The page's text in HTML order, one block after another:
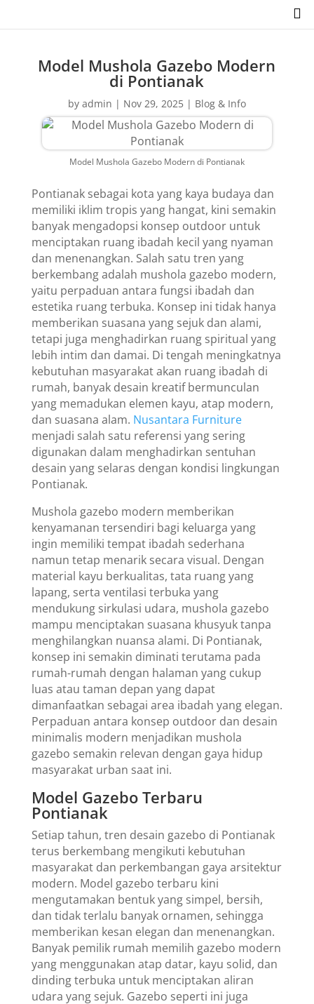

Model Mushola Gazebo Modern
di Pontianak
by admin | Nov 29, 2025| Blog & Info
Model Mushola Gazebo Modern di Pontianak
Pontianak sebagai kota yang kaya budaya dan
memiliki iklim tropis yang hangat, kini semakin
banyak mengadopsi konsep outdoor untuk
menciptakan ruang ibadah kecil yang nyaman
dan menenangkan. Salah satu tren yang
berkembang adalah mushola gazebo modern,
yaitu perpaduan antara fungsi ibadah dan
estetika ruang terbuka. Konsep ini tidak hanya
memberikan suasana yang sejuk dan alami,
tetapi juga menghadirkan ruang spiritual yang
lebih intim dan damai. Di tengah meningkatnya
kebutuhan masyarakat akan ruang ibadah di
rumah, banyak desain kreatif bermunculan
yang memadukan elemen kayu, atap modern,
dan suasana alam. Nusantara Furniture
menjadi salah satu referensi yang sering
digunakan dalam menghadirkan sentuhan
desain yang selaras dengan kondisi lingkungan
Pontianak.
Mushola gazebo modern memberikan
kenyamanan tersendiri bagi keluarga yang
ingin memiliki tempat ibadah sederhana
namun tetap menarik secara visual. Dengan
material kayu berkualitas, tata ruang yang
lapang, serta ventilasi terbuka yang
mendukung sirkulasi udara, mushola gazebo
mampu menciptakan suasana khusyuk tanpa
menghilangkan nuansa alami. Di Pontianak,
konsep ini semakin diminati terutama pada
rumah-rumah dengan halaman yang cukup
luas atau taman depan yang dapat
dimanfaatkan sebagai area ibadah yang elegan.
Perpaduan antara konsep outdoor dan desain
minimalis modern menjadikan mushola
gazebo semakin relevan dengan gaya hidup
masyarakat urban saat ini.
Model Gazebo Terbaru
Pontianak
Setiap tahun, tren desain gazebo di Pontianak
terus berkembang mengikuti kebutuhan
masyarakat dan perkembangan gaya arsitektur
modern. Model gazebo terbaru kini
mengutamakan bentuk yang simpel, bersih,
dan tidak terlalu banyak ornamen, sehingga
memberikan kesan elegan dan menenangkan.
Banyak pemilik rumah memilih gazebo modern
yang menggunakan atap datar, kayu solid, dan
dinding terbuka untuk menciptakan aliran
udara yang sejuk. Gazebo seperti ini juga